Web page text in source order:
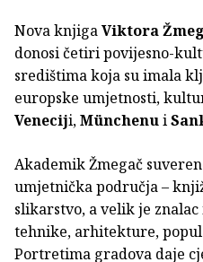
Nova knjigaViktora
donosi četiri povijesno-
središtima koja su imala
europske umjetnosti,
Veneciji,Münchenui
Akademik Žmegač
umjetnička područja –
slikarstvo, a velik je
tehnike, arhitekture,
Portretima gradova daje